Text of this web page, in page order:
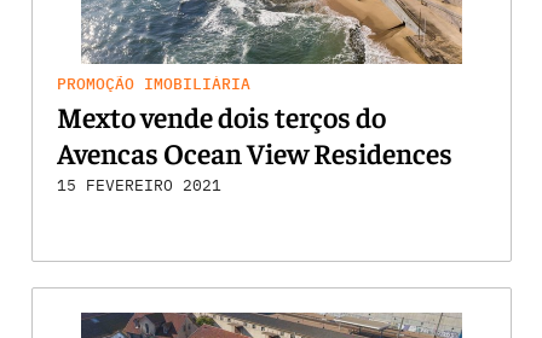
PROMOÇÃO IMOBILIÁRIA
Mexto vende dois terços do
Avencas Ocean View Residences
15 FEVEREIRO 2021